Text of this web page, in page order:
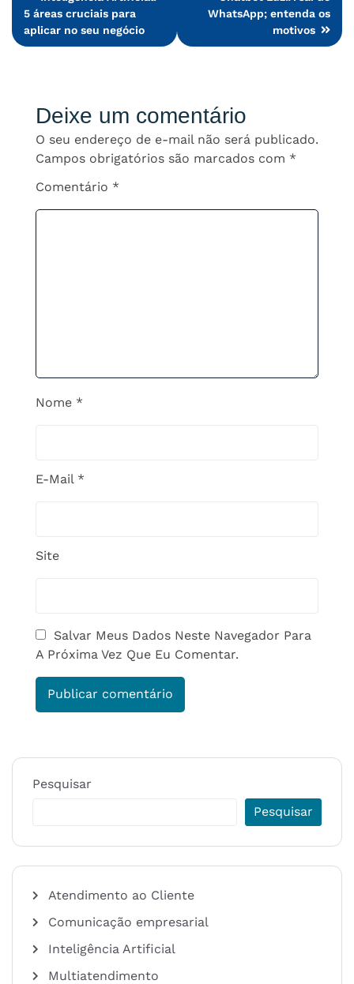
de
5 áreas cruciais para
aplicar no seu negócio
WhatsApp; entenda os
motivos
Deixe um comentário
O seu endereço de e-mail não será publicado.
Campos obrigatórios são marcados com *
Comentário *
Nome *
E-Mail *
Site
Salvar Meus Dados Neste Navegador Para
A Próxima Vez Que Eu Comentar.
Pesquisar
Pesquisar
Atendimento ao Cliente
Comunicação empresarial
Inteligência Artificial
Multiatendimento